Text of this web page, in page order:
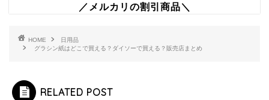
／メルカリの割引商品＼
HOME
日用品
グラシン紙はどこで買える？ダイソーで買える？販売店まとめ
RELATED POST